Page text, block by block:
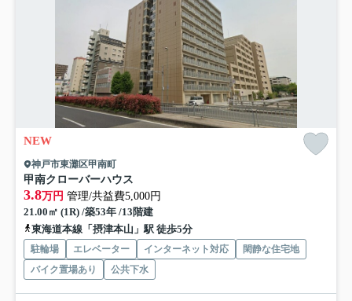
NEW
神戸市東灘区甲南町
甲南クローバーハウス
3.8万円 管理/共益費5,000円
21.00㎡ (1R) /築53年 /13階建
東海道本線「摂津本山」駅 徒歩5分
駐輪場 エレベーター インターネット対応
閑静な住宅地
バイク置場あり
公共下水